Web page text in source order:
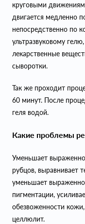
круговыми
двигается медленно
непосредственно по
ультразвуковому
лекарственные
сыворотки.
Так же проходит
60 минут. После
геля водой.
Какие проблемы
Уменьшает
рубцов, выравнивает
уменьшает
пигментации,
обезвоженности
целлюлит.